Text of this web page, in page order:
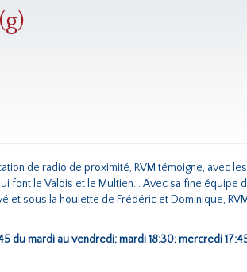
de radio de proximité, RVM témoigne, avec les
font le Valois et le Multien... Avec sa fine équipe
et sous la houlette de Frédéric et Dominique, RVM
du mardi au vendredi; mardi 18:30; mercredi